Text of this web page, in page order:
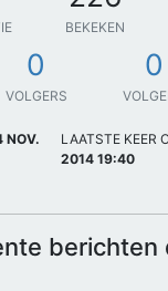
BEKEKEN
0
VOLGERS
0
NOV.
LAATSTE KEER
2014 19:40
berichten